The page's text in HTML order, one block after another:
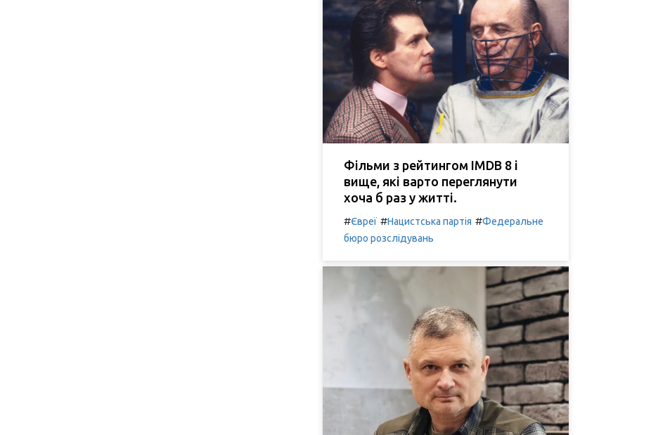
Фільми з рейтингом IMDB 8 і
вище, які варто переглянути
хоча б раз у житті.
#Євреї #Нацистська партія #Федеральне
бюро розслідувань